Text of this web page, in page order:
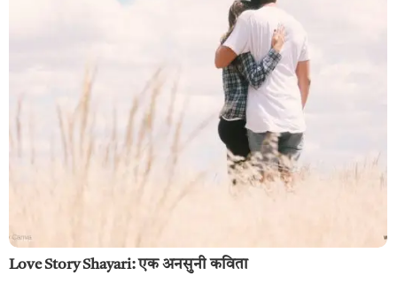
Love Story Shayari: एक अनसुनी कविता